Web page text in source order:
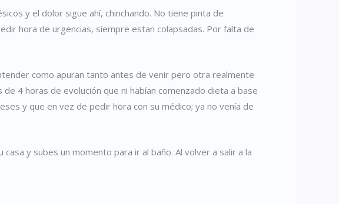
y el dolor sigue ahí, chinchando. No tiene pinta de
hora de urgencias, siempre estan colapsadas. Por falta de
como apuran tanto antes de venir pero otra realmente
4 horas de evolución que ni habían comenzado dieta a base
y que en vez de pedir hora con su médico; ya no venía de
y subes un momento para ir al baño. Al volver a salir a la